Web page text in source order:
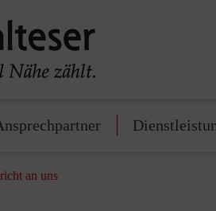
an uns